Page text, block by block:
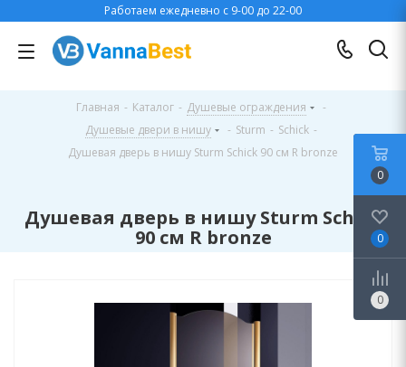
Работаем ежедневно с 9-00 до 22-00
Главная - Каталог - Душевые ограждения
-
Душевые двери в нишу
- Sturm - Schick -
Душевая дверь в нишу Sturm Schick 90 см R bronze
Душевая дверь в нишу Sturm Schick
90 см R bronze
0
0
0